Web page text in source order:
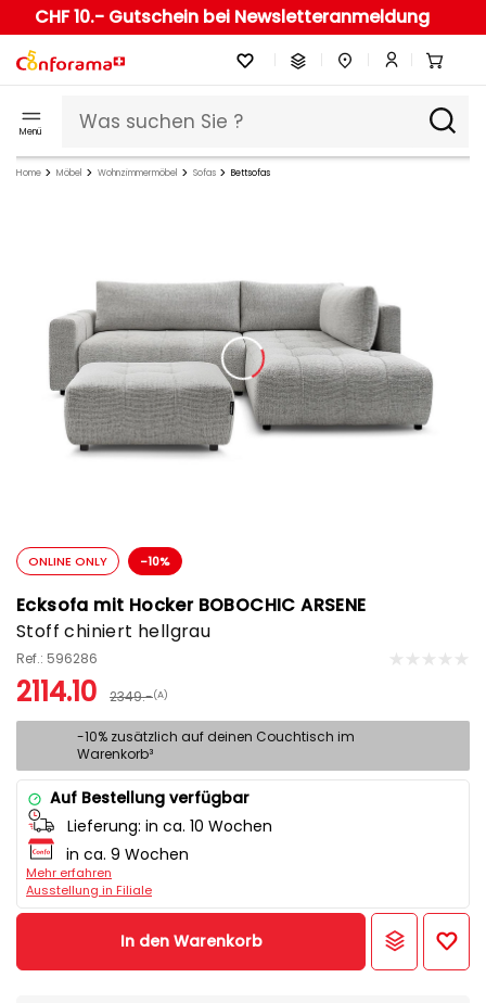
CHF 10.- Gutschein bei Newsletteranmeldung
Menü
Home Möbel Wohnzimmermöbel Sofas Bettsofas
ONLINE ONLY -10%
Ecksofa mit Hocker BOBOCHIC ARSENE
Stoff chiniert hellgrau
Ref.: 596286
2114.10 2349.-(A)
-10% zusätzlich auf deinen Couchtisch im
Warenkorb³
Auf Bestellung verfügbar
Lieferung: in ca. 10 Wochen
in ca. 9 Wochen
Mehr erfahren
Ausstellung in Filiale
In den Warenkorb